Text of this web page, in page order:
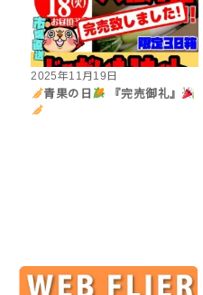
2025年11月19日
青果の日
『完売御礼』